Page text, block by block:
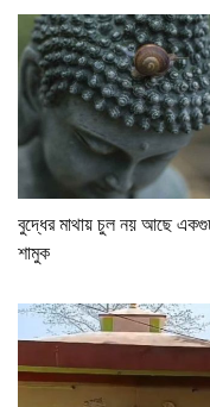
বুদ্ধের মাথায় চুল নয় আছে
শামুক